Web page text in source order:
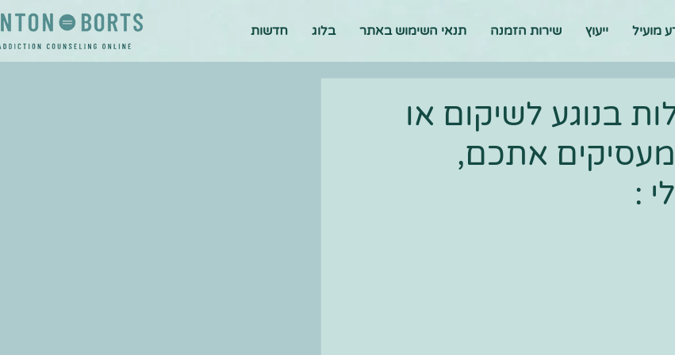
מועיל ייעוץ שירות הזמנה תנאי השימוש באתר בלוג חדשות
בנוגע לשיקום או
אתכם,
: